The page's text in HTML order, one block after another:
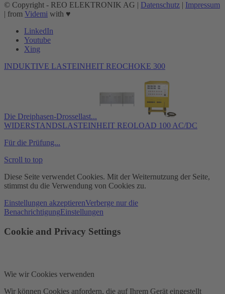
© Copyright - REO ELEKTRONIK AG | Datenschutz | Impressum
| from Videmi with ♥︎
LinkedIn
Youtube
Xing
INDUKTIVE LASTEINHEIT REOCHOKE 300
Die Dreiphasen-Drossellast...
WIDERSTANDSLASTEINHEIT REOLOAD 100 AC/DC
Für die Prüfung...
Scroll to top
Diese Seite verwendet Cookies. Mit der Weiternutzung der Seite,
stimmst du die Verwendung von Cookies zu.
Einstellungen akzeptierenVerberge nur die
BenachrichtigungEinstellungen
Cookie and Privacy Settings
Wie wir Cookies verwenden
Wir können Cookies anfordern, die auf Ihrem Gerät eingestellt